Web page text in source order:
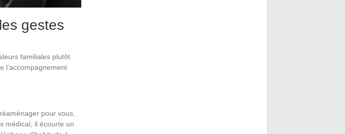
gestes
familiales plutôt
l’accompagnement
pour vous,
médical, il écourte un